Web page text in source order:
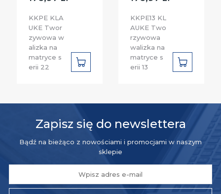
KKPE KLA
UKE Twor
zywowa w
alizka na
matryce s
erii 22
DO
KKPE13 KL
AUKE Two
rzywowa
walizka na
matryce s
erii 13
DO
Zapisz się do newslettera
Bądź na bieżąco z nowościami i promocjami w naszym
sklepie